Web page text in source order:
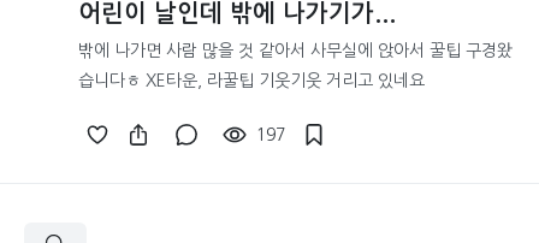
어린이 날인데 밖에 나가기가...
밖에 나가면 사람 많을 것 같아서 사무실에 앉아서 꿀팁 구경왔
습니다ㅎ XE타운, 라꿀팁 기웃기웃 거리고 있네요
197